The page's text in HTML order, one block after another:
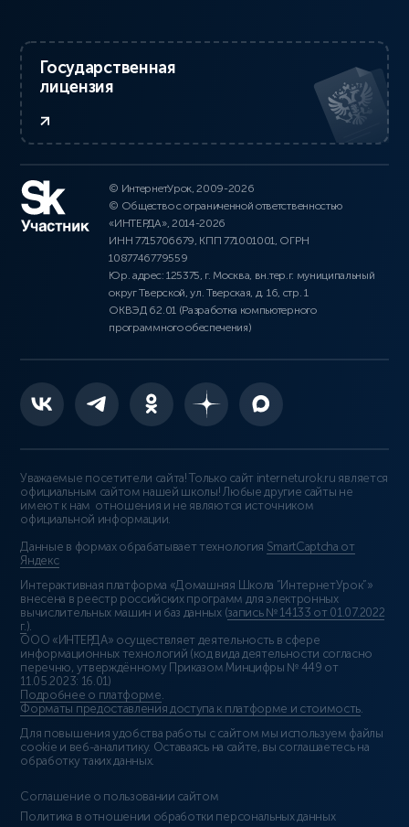
Государственная
лицензия
© ИнтернетУрок, 2009-2026
© Общество с ограниченной ответственностью
«ИНТЕРДА», 2014-2026
ИНН 7715706679, КПП 771001001, ОГРН
1087746779559
Юр. адрес: 125375, г. Москва, вн.тер.г. муниципальный
округ Тверской, ул. Тверская, д. 16, стр. 1
ОКВЭД 62.01 (Разработка компьютерного
программного обеспечения)
Уважаемые посетители сайта! Только сайт interneturok.ru является
официальным сайтом нашей школы! Любые другие сайты не
имеют к нам отношения и не являются источником
официальной информации.
Данные в формах обрабатывает технология SmartCaptcha от
Яндекс
Интерактивная платформа «Домашняя Школа “ИнтернетУрок”»
внесена в реестр российских программ для электронных
вычислительных машин и баз данных (запись № 14133 от 01.07.2022
г.).
ООО «ИНТЕРДА» осуществляет деятельность в сфере
информационных технологий (код вида деятельности согласно
перечню, утверждённому Приказом Минцифры № 449 от
11.05.2023: 16.01)
Подробнее о платформе.
Форматы предоставления доступа к платформе и стоимость.
Для повышения удобства работы с сайтом мы используем файлы
cookie и веб-аналитику. Оставаясь на сайте, вы соглашаетесь на
обработку таких данных.
Соглашение о пользовании сайтом
Политика в отношении обработки персональных данных